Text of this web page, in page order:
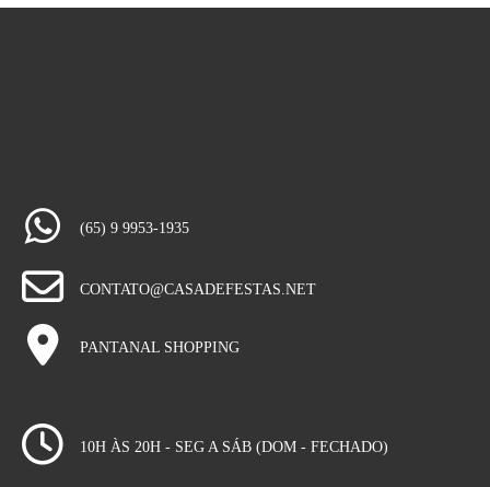
(65) 9 9953-1935
CONTATO@CASADEFESTAS.NET
PANTANAL SHOPPING
10H ÀS 20H - SEG A SÁB (DOM - FECHADO)